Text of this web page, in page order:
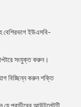
বেশিরভাগ ইউএসবি-
সংযুক্ত করুন।
বিচ্ছিন্ন করুন শক্তি